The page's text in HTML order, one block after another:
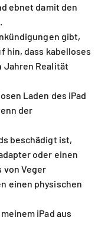
ebnet damit den
gibt,
hin, dass kabelloses
Jahren Realität
Laden des iPad
der
beschädigt ist,
oder einen
von Veger
einen physischen
iPad aus